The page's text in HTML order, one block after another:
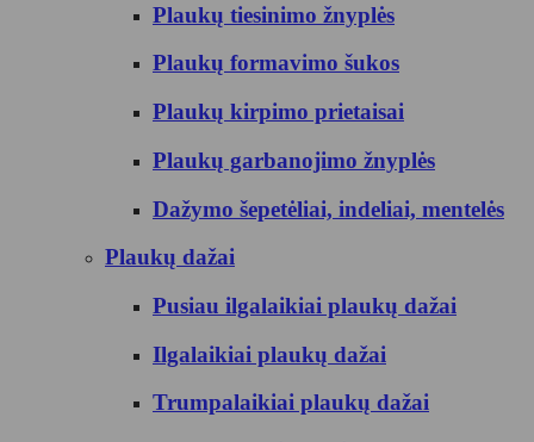
Plaukų tiesinimo žnyplės
Plaukų formavimo šukos
Plaukų kirpimo prietaisai
Plaukų garbanojimo žnyplės
Dažymo šepetėliai, indeliai, mentelės
Plaukų dažai
Pusiau ilgalaikiai plaukų dažai
Ilgalaikiai plaukų dažai
Trumpalaikiai plaukų dažai